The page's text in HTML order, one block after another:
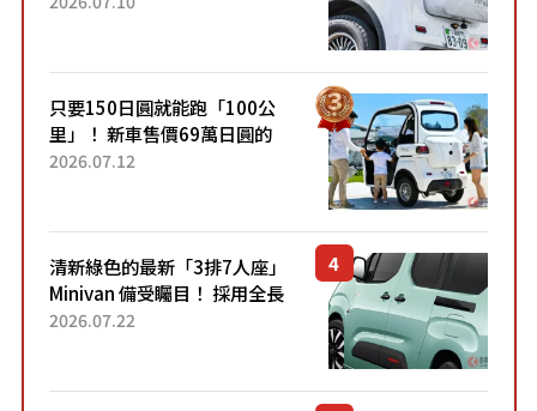
只要150日圓就能跑「100公
里」！ 新車售價69萬日圓的
「3人座」Trike大受歡迎！ 順
2026.07.12
清新綠色的最新「3排7人座」
Minivan 備受矚目！ 採用全長
4.7公尺剛剛好的車身尺寸與
2026.07.22